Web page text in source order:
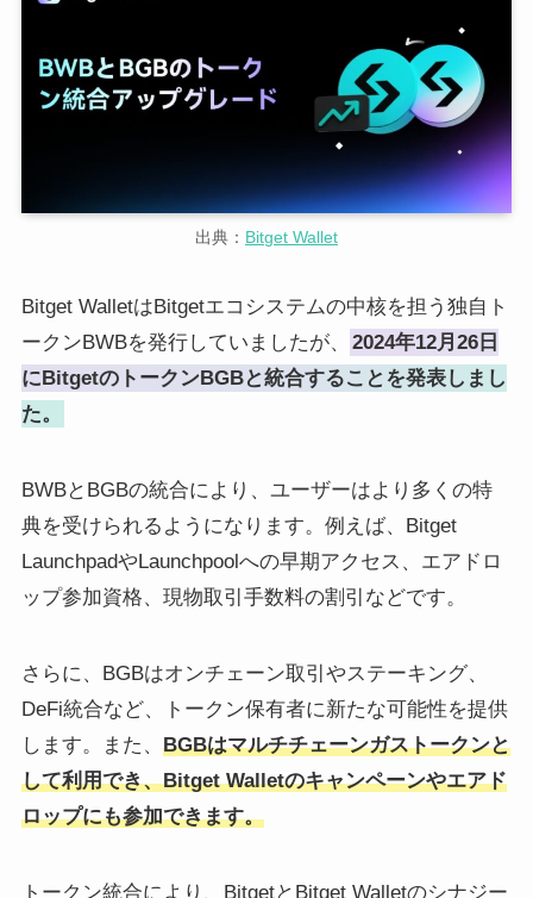
出典： Bitget Wallet
Bitget WalletはBitgetエコシステムの中核を担う独自ト
ークンBWBを発行していましたが、
2024年12月26日
にBitgetのトークンBGBと統合することを発表しまし
た。
BWBとBGBの統合により、ユーザーはより多くの特
典を受けられるようになります。例えば、Bitget
LaunchpadやLaunchpoolへの早期アクセス、エアドロ
ップ参加資格、現物取引手数料の割引などです。
さらに、BGBはオンチェーン取引やステーキング、
DeFi統合など、トークン保有者に新たな可能性を提供
します。また、 BGBはマルチチェーンガストークンと
して利用でき、Bitget Walletのキャンペーンやエアド
ロップにも参加できます。
トークン統合により、BitgetとBitget Walletのシナジー